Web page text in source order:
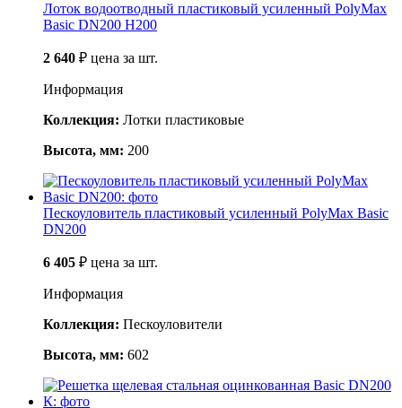
Лоток водоотводный пластиковый усиленный PolyMax
Basic DN200 H200
2 640 ₽ цена за шт.
Информация
Коллекция: Лотки пластиковые
Высота, мм: 200
Пескоуловитель пластиковый усиленный PolyMax Basic
DN200
6 405 ₽ цена за шт.
Информация
Коллекция: Пескоуловители
Высота, мм: 602